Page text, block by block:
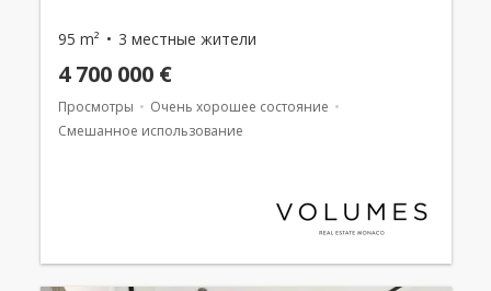
95 m² 3 местные жители
4 700 000 €
Просмотры
Очень хорошее состояние
Смешанное использование